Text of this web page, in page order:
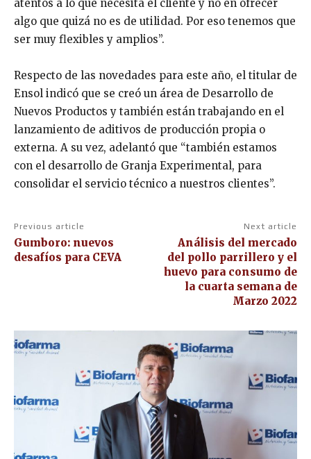
atentos a lo que necesita el cliente y no en ofrecer
algo que quizá no es de utilidad. Por eso tenemos que
ser muy flexibles y amplios”.
Respecto de las novedades para este año, el titular de
Ensol indicó que se creó un área de Desarrollo de
Nuevos Productos y también están trabajando en el
lanzamiento de aditivos de producción propia o
externa. A su vez, adelantó que “también estamos
con el desarrollo de Granja Experimental, para
consolidar el servicio técnico a nuestros clientes”.
Previous article
Gumboro: nuevos
desafíos para CEVA
Next article
Análisis del mercado
del pollo parrillero y el
huevo para consumo de
la cuarta semana de
Marzo 2022